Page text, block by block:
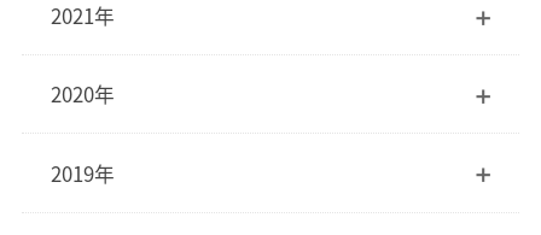
2021年
2020年
2019年